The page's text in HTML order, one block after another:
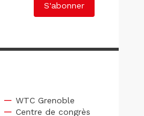
S'abonner
WTC Grenoble
Centre de congrès